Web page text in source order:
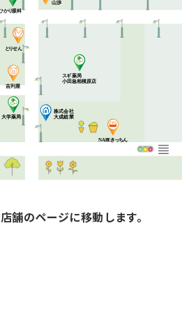
かり眼科
吉列屋
スギ薬局
小田急相模原店
とりせん
株式会社
大成総業
NABEきっちん
山渉
大学薬局
舗のページに移動します。